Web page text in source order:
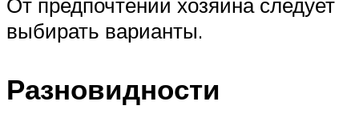
выбирать варианты.
Разновидности